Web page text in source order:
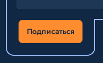
Подписаться